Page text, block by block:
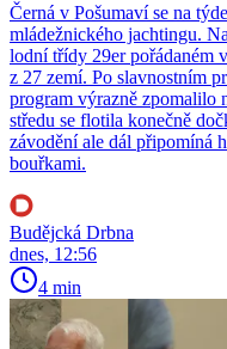
Černá v Pošumaví se na
mládežnického jachtingu.
lodní třídy 29er pořádaném
z 27 zemí. Po slavnostním
program výrazně zpomalilo
středu se flotila konečně
závodění ale dál připomíná
bouřkami.
Budějcká Drbna
dnes, 12:56
4 min